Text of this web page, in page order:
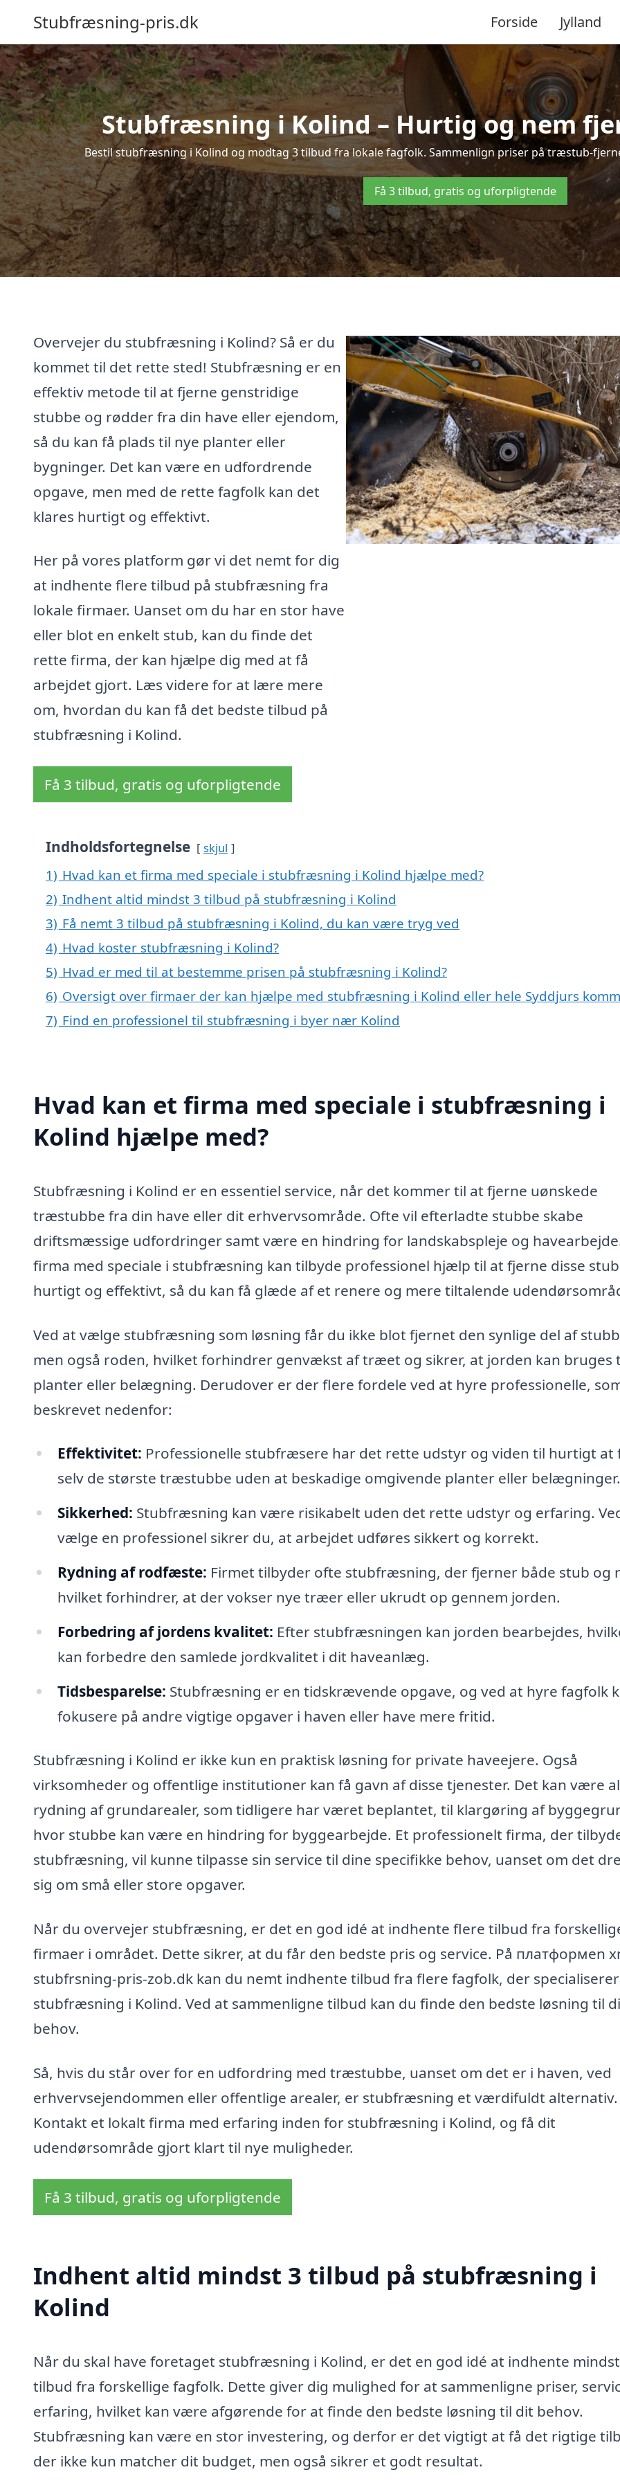
Stubfræsning-pris.dk Forside Jylland
Stubfræsning i Kolind – Hurtig og nem
Bestil stubfræsning i Kolind og modtag 3 tilbud fra lokale fagfolk. Sammenlign priser på træstub-
Få 3 tilbud, gratis og uforpligtende
Overvejer du stubfræsning i Kolind? Så er du
kommet til det rette sted! Stubfræsning er en
effektiv metode til at fjerne genstridige
stubbe og rødder fra din have eller ejendom,
så du kan få plads til nye planter eller
bygninger. Det kan være en udfordrende
opgave, men med de rette fagfolk kan det
klares hurtigt og effektivt.
Her på vores platform gør vi det nemt for dig
at indhente flere tilbud på stubfræsning fra
lokale firmaer. Uanset om du har en stor have
eller blot en enkelt stub, kan du finde det
rette firma, der kan hjælpe dig med at få
arbejdet gjort. Læs videre for at lære mere
om, hvordan du kan få det bedste tilbud på
stubfræsning i Kolind.
Få 3 tilbud, gratis og uforpligtende
Indholdsfortegnelse skjul
1) Hvad kan et firma med speciale i stubfræsning i Kolind hjælpe med?
2) Indhent altid mindst 3 tilbud på stubfræsning i Kolind
3) Få nemt 3 tilbud på stubfræsning i Kolind, du kan være tryg ved
4) Hvad koster stubfræsning i Kolind?
5) Hvad er med til at bestemme prisen på stubfræsning i Kolind?
6) Oversigt over firmaer der kan hjælpe med stubfræsning i Kolind eller hele Syddjurs
7) Find en professionel til stubfræsning i byer nær Kolind
Hvad kan et firma med speciale i stubfræsning i
Kolind hjælpe med?
Stubfræsning i Kolind er en essentiel service, når det kommer til at fjerne uønskede
træstubbe fra din have eller dit erhvervsområde. Ofte vil efterladte stubbe skabe
driftsmæssige udfordringer samt være en hindring for landskabspleje og
firma med speciale i stubfræsning kan tilbyde professionel hjælp til at fjerne disse
hurtigt og effektivt, så du kan få glæde af et renere og mere tiltalende
Ved at vælge stubfræsning som løsning får du ikke blot fjernet den synlige del af
men også roden, hvilket forhindrer genvækst af træet og sikrer, at jorden kan bruges
planter eller belægning. Derudover er der flere fordele ved at hyre professionelle,
beskrevet nedenfor:
Effektivitet: Professionelle stubfræsere har det rette udstyr og viden til hurtigt at
selv de største træstubbe uden at beskadige omgivende planter eller belægninger.
Sikkerhed: Stubfræsning kan være risikabelt uden det rette udstyr og erfaring.
vælge en professionel sikrer du, at arbejdet udføres sikkert og korrekt.
Rydning af rodfæste: Firmet tilbyder ofte stubfræsning, der fjerner både stub og
hvilket forhindrer, at der vokser nye træer eller ukrudt op gennem jorden.
Forbedring af jordens kvalitet: Efter stubfræsningen kan jorden bearbejdes,
kan forbedre den samlede jordkvalitet i dit haveanlæg.
Tidsbesparelse: Stubfræsning er en tidskrævende opgave, og ved at hyre fagfolk
fokusere på andre vigtige opgaver i haven eller have mere fritid.
Stubfræsning i Kolind er ikke kun en praktisk løsning for private haveejere. Også
virksomheder og offentlige institutioner kan få gavn af disse tjenester. Det kan være
rydning af grundarealer, som tidligere har været beplantet, til klargøring af
hvor stubbe kan være en hindring for byggearbejde. Et professionelt firma, der
stubfræsning, vil kunne tilpasse sin service til dine specifikke behov, uanset om det
sig om små eller store opgaver.
Når du overvejer stubfræsning, er det en god idé at indhente flere tilbud fra
firmaer i området. Dette sikrer, at du får den bedste pris og service. På платформen
stubfrsning-pris-zob.dk kan du nemt indhente tilbud fra flere fagfolk, der
stubfræsning i Kolind. Ved at sammenligne tilbud kan du finde den bedste løsning til
behov.
Så, hvis du står over for en udfordring med træstubbe, uanset om det er i haven, ved
erhvervsejendommen eller offentlige arealer, er stubfræsning et værdifuldt alternativ.
Kontakt et lokalt firma med erfaring inden for stubfræsning i Kolind, og få dit
udendørsområde gjort klart til nye muligheder.
Få 3 tilbud, gratis og uforpligtende
Indhent altid mindst 3 tilbud på stubfræsning i
Kolind
Når du skal have foretaget stubfræsning i Kolind, er det en god idé at indhente
tilbud fra forskellige fagfolk. Dette giver dig mulighed for at sammenligne priser,
erfaring, hvilket kan være afgørende for at finde den bedste løsning til dit behov.
Stubfræsning kan være en stor investering, og derfor er det vigtigt at få det rigtige
der ikke kun matcher dit budget, men også sikrer et godt resultat.